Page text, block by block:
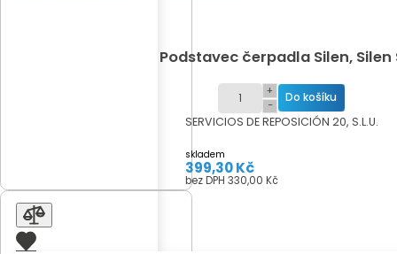
Podstavec čerpadla Silen, Silen
+
−
SERVICIOS DE REPOSICIÓN 20, S.L.U.
skladem
399,30 Kč
bez DPH 330,00 Kč